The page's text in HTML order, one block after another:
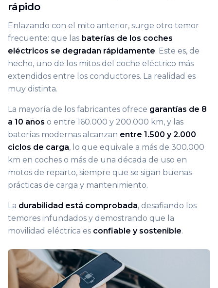
rápido
Enlazando con el mito anterior, surge otro temor
frecuente: que las baterías de los coches
eléctricos se degradan rápidamente. Este es, de
hecho, uno de los mitos del coche eléctrico más
extendidos entre los conductores. La realidad es
muy distinta.
La mayoría de los fabricantes ofrece garantías de 8
a 10 años o entre 160.000 y 200.000 km, y las
baterías modernas alcanzan entre 1.500 y 2.000
ciclos de carga, lo que equivale a más de 300.000
km en coches o más de una década de uso en
motos de reparto, siempre que se sigan buenas
prácticas de carga y mantenimiento.
La durabilidad está comprobada, desafiando los
temores infundados y demostrando que la
movilidad eléctrica es confiable y sostenible.